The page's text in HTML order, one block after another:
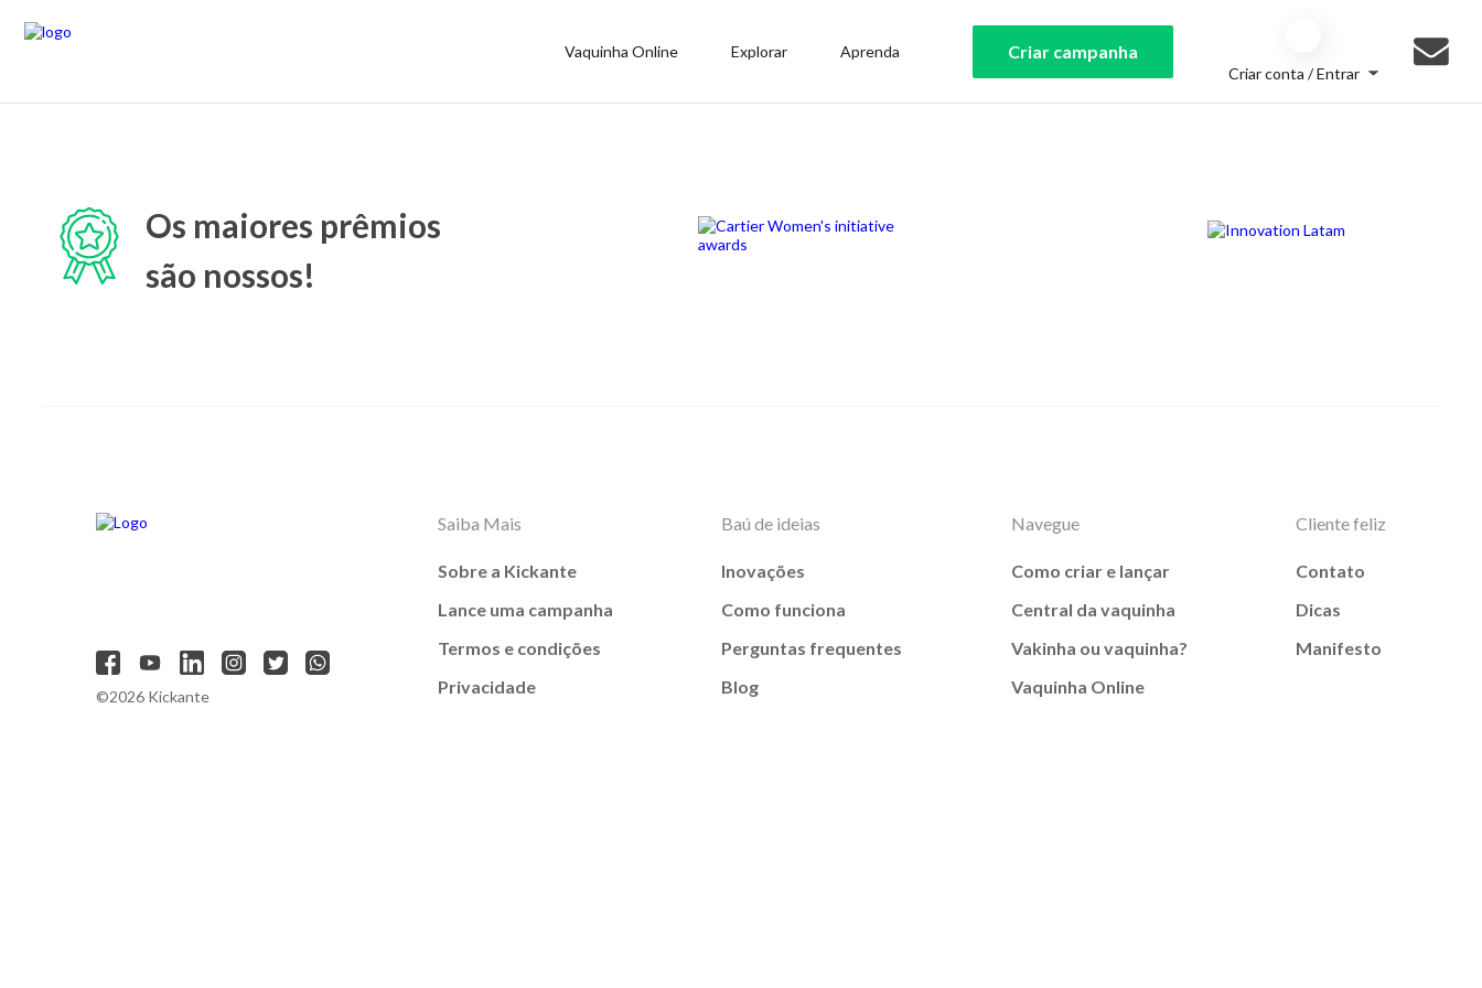
Vaquinha Online Explorar Aprenda Criar campanha
Criar conta / Entrar
Os maiores prêmios
são nossos!
©2026 Kickante
Saiba Mais
Sobre a Kickante
Lance uma campanha
Termos e condições
Privacidade
Baú de ideias
Inovações
Como funciona
Perguntas frequentes
Blog
Navegue
Como criar e lançar
Central da vaquinha
Vakinha ou vaquinha?
Vaquinha Online
Cliente feliz
Contato
Dicas
Manifesto